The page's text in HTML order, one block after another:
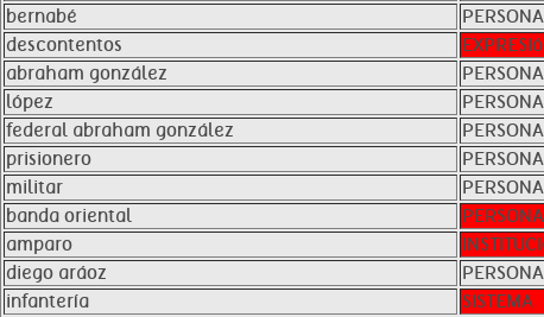
bernabé
PERSONA
descontentos
abraham gonzález
PERSONA
lópez
PERSONA
federal abraham gonzález
PERSONA
prisionero
PERSONA
militar
PERSONA
banda oriental
PERSONA
amparo
diego aráoz
PERSONA
infantería
SISTEMA